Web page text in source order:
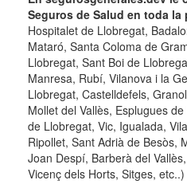
Seguros de Salud en toda
Hospitalet de Llobregat,
Mataró, Santa Coloma de
Llobregat, Sant Boi de
Manresa, Rubí, Vilanova i la
Llobregat, Castelldefels,
Mollet del Vallès, Esplugues
de Llobregat, Vic, Igualada,
Ripollet, Sant Adrià de Besòs,
Joan Despí, Barberà del
Vicenç dels Horts, Sitges, etc..)